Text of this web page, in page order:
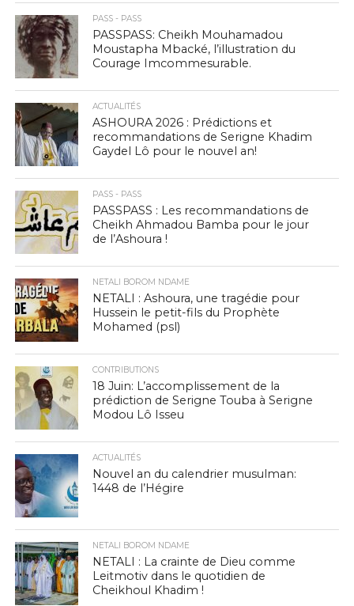
PASS - PASS
PASSPASS: Cheikh Mouhamadou
Moustapha Mbacké, l’illustration du
Courage Imcommesurable.
ACTUALITÉS
ASHOURA 2026 : Prédictions et
recommandations de Serigne Khadim
Gaydel Lô pour le nouvel an!
PASS - PASS
PASSPASS : Les recommandations de
Cheikh Ahmadou Bamba pour le jour
de l’Ashoura !
NETALI BOROM NDAME
NETALI : Ashoura, une tragédie pour
Hussein le petit-fils du Prophète
Mohamed (psl)
CONTRIBUTIONS
18 Juin: L’accomplissement de la
prédiction de Serigne Touba à Serigne
Modou Lô Isseu
ACTUALITÉS
Nouvel an du calendrier musulman:
1448 de l’Hégire
NETALI BOROM NDAME
NETALI : La crainte de Dieu comme
Leitmotiv dans le quotidien de
Cheikhoul Khadim !